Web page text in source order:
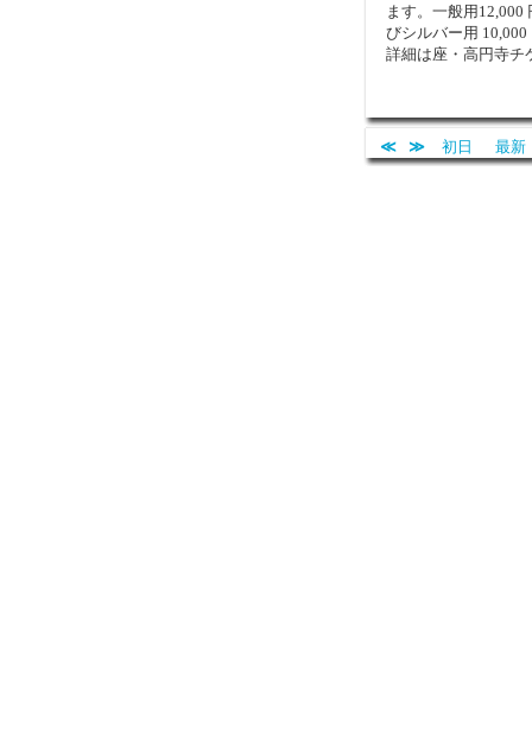
ます。一般用12,000
びシルバー用
詳細は座・高円寺チ
≪ ≫ 初日 最新